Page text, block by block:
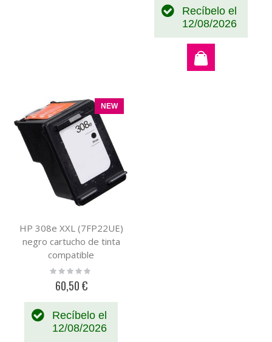
Recíbelo el
12/08/2026
NEW
HP 308e XXL (7FP22UE)
negro cartucho de tinta
compatible
Rating:
60,50 €
Recíbelo el
12/08/2026